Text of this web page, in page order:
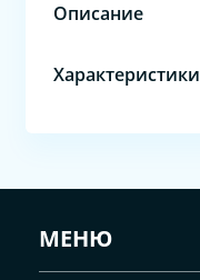
Описание
Характеристики
МЕНЮ